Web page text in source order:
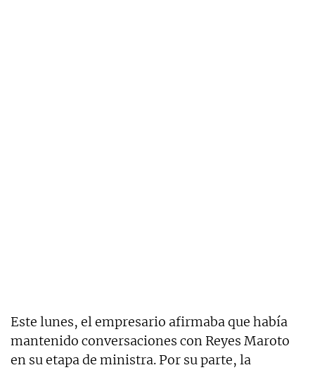
Este lunes, el empresario afirmaba que había
mantenido conversaciones con Reyes Maroto
en su etapa de ministra. Por su parte, la